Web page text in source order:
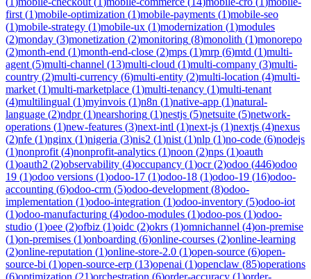
first (1)mobile-optimization (1)mobile-payments (1)mobile-seo
(1)mobile-strategy (1)mobile-ux (1)modernization (1)modules
(2)monday (3)monetization (2)monitoring (8)monolith (1)monorepo
(2)month-end (1)month-end-close (2)mps (1)mrp (6)mtd (1)multi-
agent (5)multi-channel (13)multi-cloud (1)multi-company (3)multi-
country (2)multi-currency (6)multi-entity (2)multi-location (4)multi-
market (1)multi-marketplace (1)multi-tenancy (1)multi-tenant
(4)multilingual (1)myinvois (1)n8n (1)native-app (1)natural-
language (2)ndpr(1)nearshoring (1)nestjs (5)netsuite (5)network-
operations (1)new-features (3)next-intl (1)next-js (1)nextjs (4)nexus
(2)nfe (1)nginx (1)nigeria (3)nis2 (1)nist (1)nlp (1)no-code (6)nodejs
(1)nonprofit (4)nonprofit-analytics (1)noon (2)nps (1)oauth
(1)oauth2 (2)observability (4)occupancy (1)ocr(2)odoo (446)odoo
19 (1)odoo versions (1)odoo-17 (1)odoo-18 (1)odoo-19 (16)odoo-
accounting (6)odoo-crm (5)odoo-development (8)odoo-
implementation (1)odoo-integration (1)odoo-inventory (5)odoo-iot
(1)odoo-manufacturing (4)odoo-modules (1)odoo-pos (1)odoo-
studio (1)oee (2)ofbiz (1)oidc (2)okrs (1)omnichannel (4)on-premise
(1)on-premises (1)onboarding (6)online-courses (2)online-learning
(2)online-reputation (1)online-store-2.0 (1)open-source (6)open-
source-bi (1)open-source-erp (13)openai (1)openclaw (85)operations
(6)optimization (21)orchestration (6)order-accuracy (1)order-